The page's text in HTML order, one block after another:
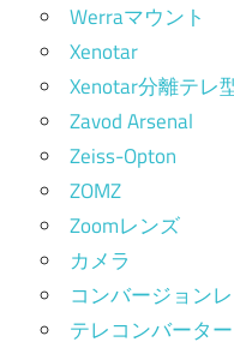
Werraマウント
Xenotar
Xenotar分離テレ
Zavod Arsenal
Zeiss-Opton
ZOMZ
Zoomレンズ
カメラ
コンバージョン
テレコンバーター